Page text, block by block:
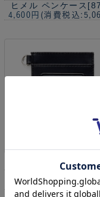
ヒメル ペンケース
4,600円 (消費税込
2,900円(消費税込